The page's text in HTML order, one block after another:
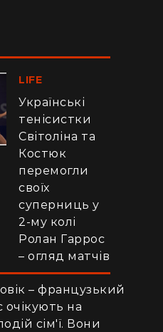
LIFE
Українські
тенісистки
Світоліна та
Костюк
перемогли
своїх
суперниць у
2-му колі
Ролан Гаррос
– огляд матчів
– французький
очікують на
сім'ї. Вони